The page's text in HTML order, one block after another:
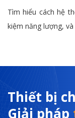
Tìm hiểu cách hệ
kiệm năng lượng,
Thiết bị
Giải pháp